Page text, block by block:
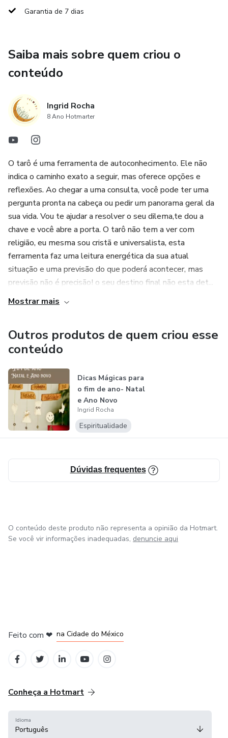
Garantia de 7 dias
Saiba mais sobre quem criou o
conteúdo
Ingrid Rocha
8 Ano Hotmarter
O tarô é uma ferramenta de autoconhecimento. Ele não
indica o caminho exato a seguir, mas oferece opções e
reflexões. Ao chegar a uma consulta, você pode ter uma
pergunta pronta na cabeça ou pedir um panorama geral da
sua vida. Vou te ajudar a resolver o seu dilema,te dou a
chave e você abre a porta. O tarô não tem a ver com
religião, eu mesma sou cristã e universalista, esta
ferramenta faz uma leitura energética da sua atual
situação e uma previsão do que poderá acontecer, mas
previsão não é precisão! o seu destino final não esta det...
Mostrar mais
Outros produtos de quem criou esse
conteúdo
Dicas Mágicas para
o fim de ano- Natal
e Ano Novo
Ingrid Rocha
Espiritualidade
Dúvidas frequentes
O conteúdo deste produto não representa a opinião da Hotmart.
Se você vir informações inadequadas, denuncie aqui
Feito com ❤ na Cidade do México
Conheça a Hotmart
Idioma
Português